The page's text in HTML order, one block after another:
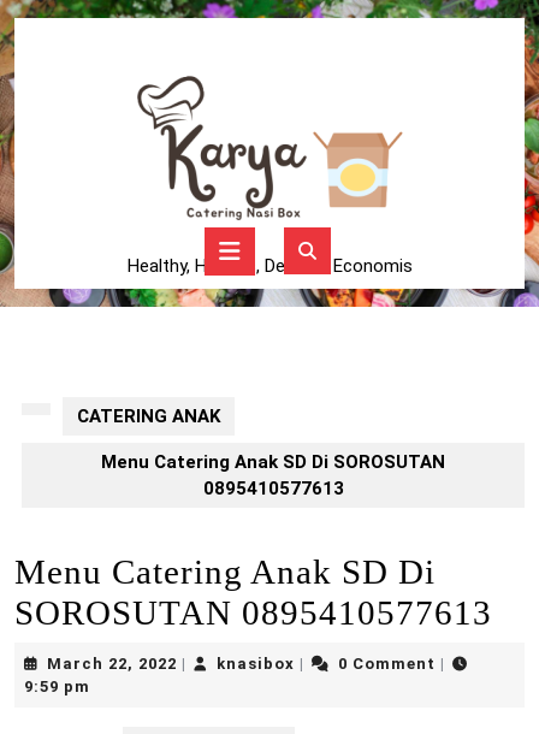
Skip
to
content
Healthy, Higienis, Delicius, Economis
Button
CATERING ANAK
Menu Catering Anak SD Di SOROSUTAN
0895410577613
Menu Catering Anak SD Di
SOROSUTAN 0895410577613
March 22, 2022 Marchknasibox knasibox0 Comment
9:59 pm